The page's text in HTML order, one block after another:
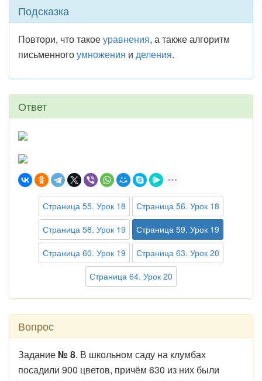
Подсказка
Повтори, что такоеуравнения, а также алгоритм
письменногоумножения и деления.
Ответ
Страница 55. Урок 18
Страница 56. Урок 18
Страница 58. Урок 19
Страница 59. Урок 19
Страница 60. Урок 19
Страница 63. Урок 20
Страница 64. Урок 20
Вопрос
Задание№ 8. В школьном саду на клумбах
посадили 900 цветов, причём 630 из них были